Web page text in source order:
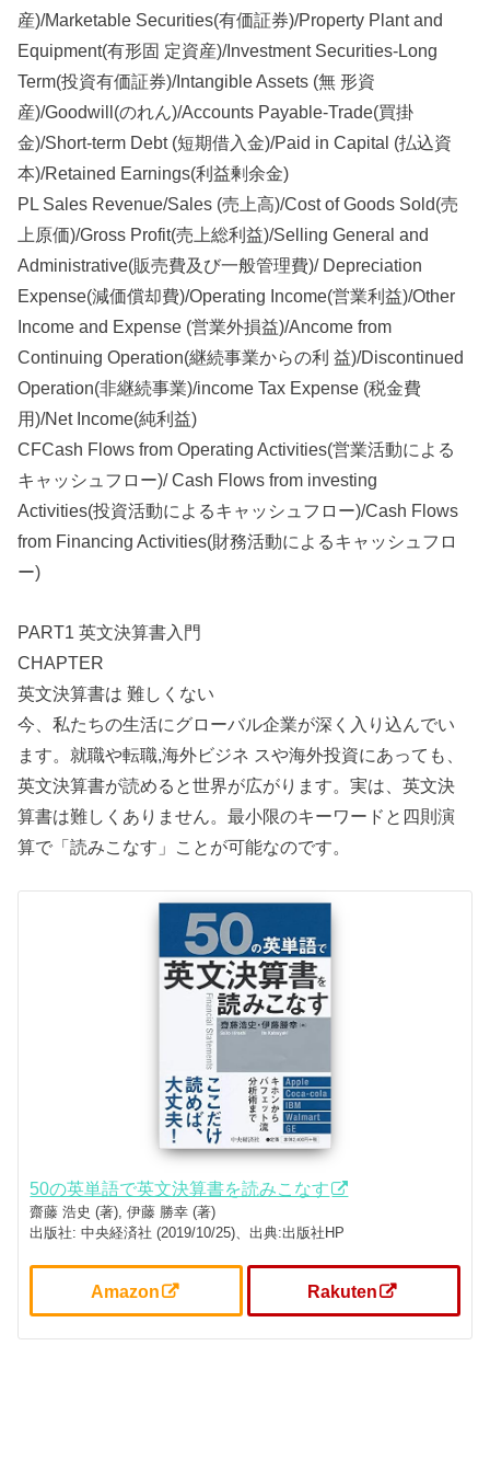
産)/Marketable Securities(有価証券)/Property Plant and
Equipment(有形固 定資産)/Investment Securities-Long
Term(投資有価証券)/Intangible Assets (無 形資
産)/Goodwill(のれん)/Accounts Payable-Trade(買掛
金)/Short-term Debt (短期借入金)/Paid in Capital (払込資
本)/Retained Earnings(利益剰余金)
PL Sales Revenue/Sales (売上高)/Cost of Goods Sold(売
上原価)/Gross Profit(売上総利益)/Selling General and
Administrative(販売費及び一般管理費)/ Depreciation
Expense(減価償却費)/Operating Income(営業利益)/Other
Income and Expense (営業外損益)/Ancome from
Continuing Operation(継続事業からの利 益)/Discontinued
Operation(非継続事業)/income Tax Expense (税金費
用)/Net Income(純利益)
CFCash Flows from Operating Activities(営業活動による
キャッシュフロー)/ Cash Flows from investing
Activities(投資活動によるキャッシュフロー)/Cash Flows
from Financing Activities(財務活動によるキャッシュフロ
ー)
PART1 英文決算書入門
CHAPTER
英文決算書は 難しくない
今、私たちの生活にグローバル企業が深く入り込んでい
ます。就職や転職,海外ビジネ スや海外投資にあっても、
英文決算書が読めると世界が広がります。実は、英文決
算書は難しくありません。最小限のキーワードと四則演
算で「読みこなす」ことが可能なのです。
50の英単語で英文決算書を読みこなす
齋藤 浩史 (著), 伊藤 勝幸 (著)
出版社: 中央経済社 (2019/10/25)、出典:出版社HP
Amazon Rakuten